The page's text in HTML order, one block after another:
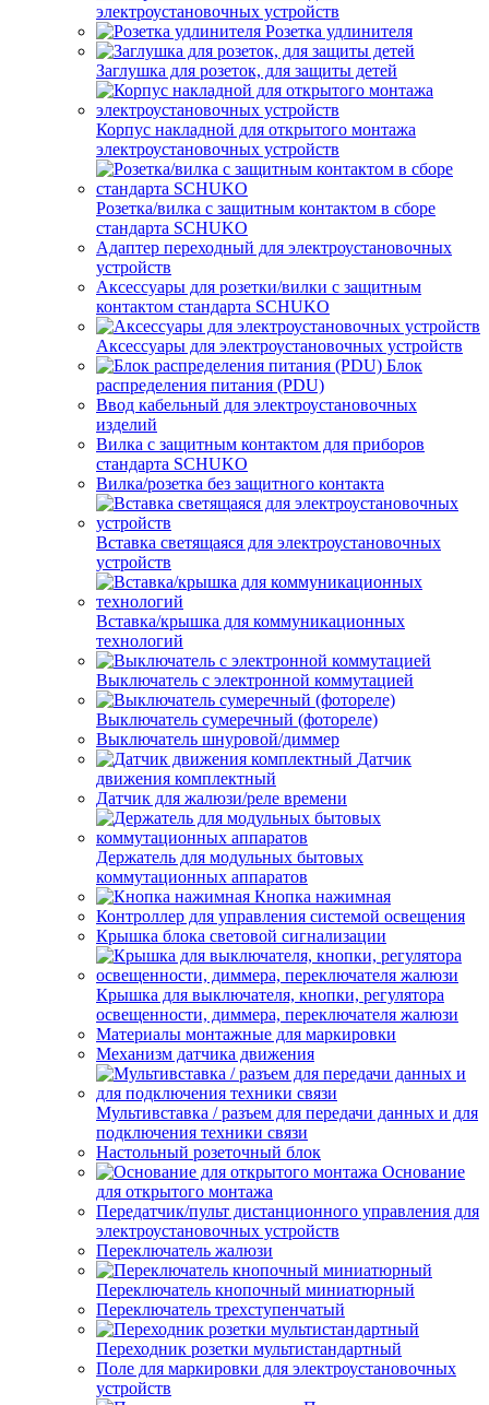
электроустановочных устройств
Розетка удлинителя
Заглушка для розеток, для защиты детей
Корпус накладной для открытого монтажа
электроустановочных устройств
Розетка/вилка с защитным контактом в сборе
стандарта SCHUKO
Адаптер переходный для электроустановочных
устройств
Аксессуары для розетки/вилки с защитным
контактом стандарта SCHUKO
Аксессуары для электроустановочных устройств
Блок
распределения питания (PDU)
Ввод кабельный для электроустановочных
изделий
Вилка с защитным контактом для приборов
стандарта SCHUKO
Вилка/розетка без защитного контакта
Вставка светящаяся для электроустановочных
устройств
Вставка/крышка для коммуникационных
технологий
Выключатель с электронной коммутацией
Выключатель сумеречный (фотореле)
Выключатель шнуровой/диммер
Датчик
движения комплектный
Датчик для жалюзи/реле времени
Держатель для модульных бытовых
коммутационных аппаратов
Кнопка нажимная
Контроллер для управления системой освещения
Крышка блока световой сигнализации
Крышка для выключателя, кнопки, регулятора
освещенности, диммера, переключателя жалюзи
Материалы монтажные для маркировки
Механизм датчика движения
Мультивставка / разъем для передачи данных и для
подключения техники связи
Настольный розеточный блок
Основание
для открытого монтажа
Передатчик/пульт дистанционного управления для
электроустановочных устройств
Переключатель жалюзи
Переключатель кнопочный миниатюрный
Переключатель трехступенчатый
Переходник розетки мультистандартный
Поле для маркировки для электроустановочных
устройств